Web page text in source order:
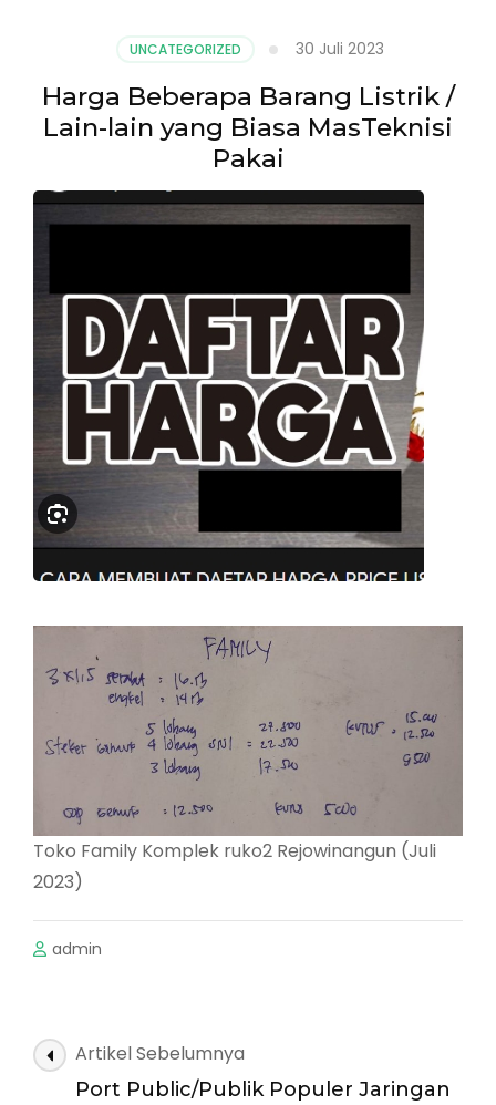
UNCATEGORIZED 30 Juli 2023
Harga Beberapa Barang Listrik /
Lain-lain yang Biasa MasTeknisi
Pakai
Toko Family Komplek ruko2 Rejowinangun (Juli
2023)
admin
Navigasi
Artikel
Artikel Sebelumnya
Port Public/Publik Populer Jaringan